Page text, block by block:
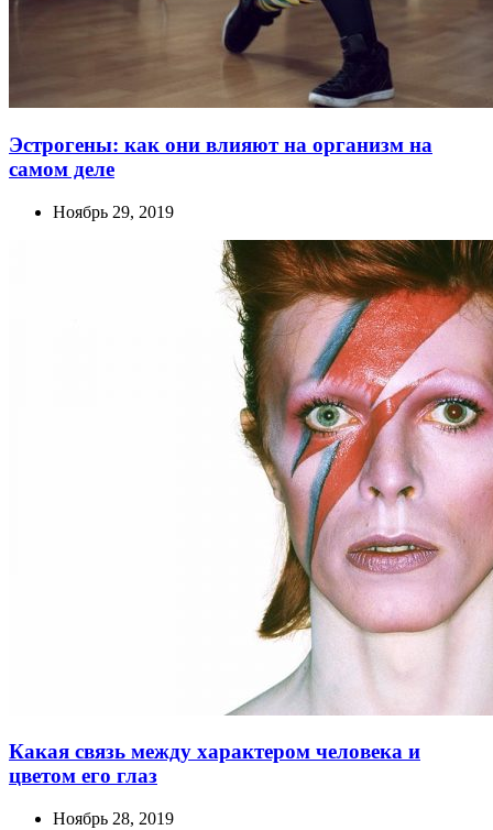
Эстрогены: как они влияют на организм на
самом деле
Ноябрь 29, 2019
Какая связь между характером человека и
цветом его глаз
Ноябрь 28, 2019